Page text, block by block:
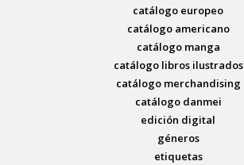
catálogo europeo
catálogo americano
catálogo manga
catálogo libros ilustrados
catálogo merchandising
catálogo danmei
edición digital
géneros
etiquetas